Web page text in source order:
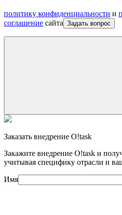
политику конфиденциальности и
соглашение сайта Задать вопрос
Заказать внедрение O!task
Закажите внедрение O!task и
учитывая специфику отрасли и
Имя